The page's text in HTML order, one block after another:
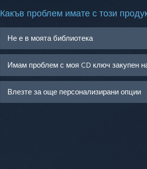
Какъв проблем имате с този
Не е в моята библиотека
Имам проблем с моя CD ключ закупен
Влезте за още персонализирани опции